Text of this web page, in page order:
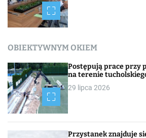
OBIEKTYWNYM OKIEM
Postępują prace przy
na terenie
29 lipca 2026
Przystanek znajduje